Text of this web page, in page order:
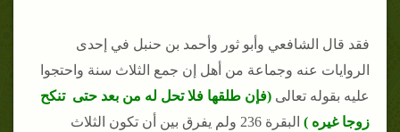
فقد قال الشافعي وأبو ثور وأحمد بن حنبل في إحدى
الروايات عنه وجماعة من أهل إن جمع الثلاث سنة واحتجوا
عليه بقوله تعالى (فإن طلقها فلا تحل له من بعد حتى تنكح
زوجا غيره )
البقرة 236 ولم يفرق بين أن تكون الثلاث